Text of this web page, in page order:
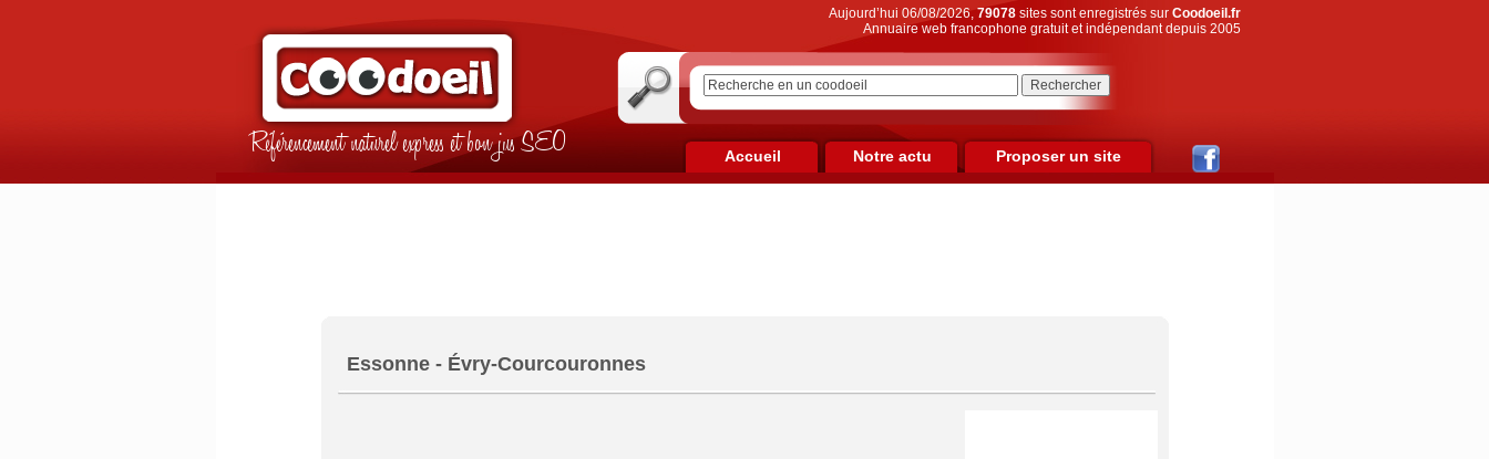
Référencement naturel express et bon jus SEO
Aujourd’hui 06/08/2026,79078sites sont enregistrés sur Coodoeil.fr
Annuaire web francophone gratuit et indépendant depuis 2005
Accueil Notre actu Proposer un site
Essonne - Évry-Courcouronnes